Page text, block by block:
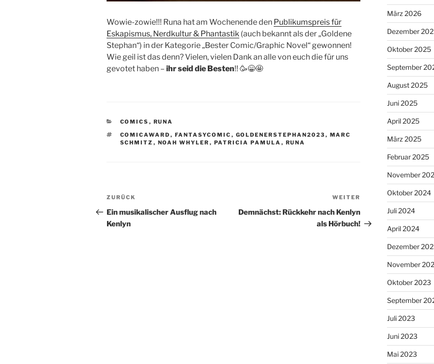
Wowie-zowie!!! Runa hat am Wochenende den Publikumspreis für
Eskapismus, Nerdkultur & Phantastik (auch bekannt als der „Goldene
Stephan“) in der Kategorie „Bester Comic/Graphic Novel“ gewonnen!
Wie geil ist das denn? Vielen, vielen Dank an alle von euch die für uns
gevotet haben – ihr seid die Besten!! 🥳😁🤩
KATEGORIEN
COMICS , RUNA
SCHLAGWÖRTER
COMICAWARD , FANTASYCOMIC , GOLDENERSTEPHAN2023 , MARC
SCHMITZ , NOAH WHYLER , PATRICIA PAMULA , RUNA
Beitragsnavigation
Vorheriger
Beitrag
ZURÜCK
Ein musikalischer Ausflug nach
Kenlyn
Nächster
Beitrag
WEITER
Demnächst: Rückkehr nach Kenlyn
als Hörbuch!
März 2026
Dezember
Oktober 2025
September
August 2025
Juni 2025
April 2025
März 2025
Februar 2025
November
Oktober 2024
Juli 2024
April 2024
Dezember
November
Oktober 2023
September
Juli 2023
Juni 2023
Mai 2023